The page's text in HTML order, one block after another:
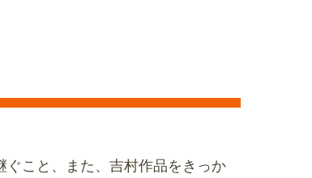
こと、また、吉村作品をきっか